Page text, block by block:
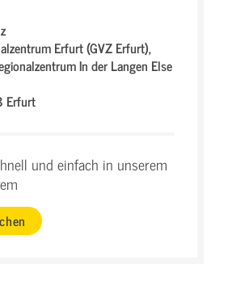
Erfurt (GVZ Erfurt),
In der Langen Else
Erfurt
und einfach in unserem